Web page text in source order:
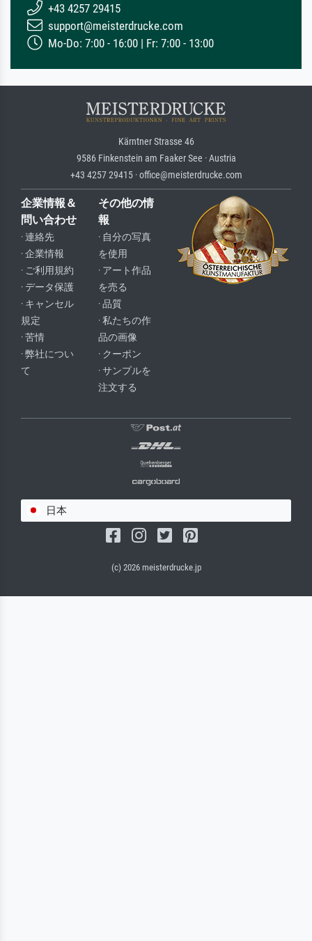
+43 4257 29415
support@meisterdrucke.com
Mo-Do: 7:00 - 16:00 | Fr: 7:00 - 13:00
Kärntner Strasse 46
9586 Finkenstein am Faaker See · Austria
+43 4257 29415 · office@meisterdrucke.com
企業情報＆
問い合わせ
· 連絡先
· 企業情報
· ご利用規約
· データ保護
· キャンセル
規定
· 苦情
· 弊社につい
て
その他の情
報
· 自分の写真
を使用
· アート作品
を売る
· 品質
· 私たちの作
品の画像
· クーポン
· サンプルを
注文する
日本
(c) 2026 meisterdrucke.jp